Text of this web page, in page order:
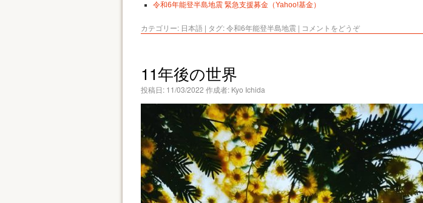
令和6年能登半島地震 緊急支援募金（Yahoo!基金）
カテゴリー: 日本語 | タグ:令和6年能登半島地震 | コメントをどうぞ
11年後の世界
投稿日: 11/03/2022 作成者: Kyo Ichida